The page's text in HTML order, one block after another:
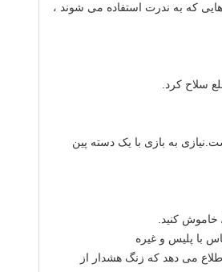
داشته باشد.برای سایر سنسورهایی که به ندرت استفاده می شوند ،
سلاح کرد.
به بازی با یک دسته پین
خاموش کنید.
با پلیس و غیره
می دهد که زنگ هشدار از